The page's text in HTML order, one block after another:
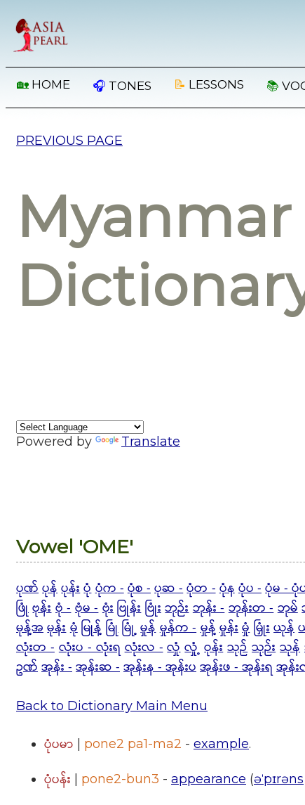
🏡 HOME 🎧 TONES 📝 LESSONS 📚
PREVIOUS PAGE
Powered by Translate
Vowel 'OME'
ပုဏ်ပုန်ပုန်းပုံပုံက -ပုံစ -ပုဆ -ပုံတ -ပုံနပုံပ -ပုံမ -
ဖြုံဗုန်းဗုံ -ဗုံမ -ဗုံးဗြုန်း ဗြုံးဘုဉ်းဘုန်း -ဘုန်းတ -ဘုမ်
မုန့်အမုန်းမုံမြုန့် မြုံမြုံ့ မှုန်မှုန်က -မှုန့် မှုန်းမှုံ မြှုံးယုန်
လုံးတ - လုံးပ - လုံးရ လုံးလ - လှုံ လှုံ့ ဝုန်း သုဉ် သုဉ်း သုန်
ဥဏ်အုန်း -အုန်းဆ -အုန်းန - အုန်းပအုန်းဖ - အုန်းရ အုန်
Back to Dictionary Main Menu
ပုံပမာ | pone2 pa1-ma2 - example.
ပုံပန်း | pone2-bun3 - appearance (əˈpɪrəns